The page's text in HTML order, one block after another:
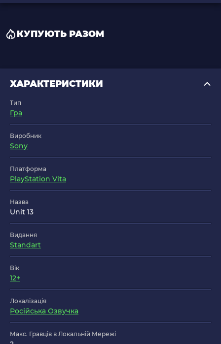
КУПУЮТЬ РАЗОМ
ХАРАКТЕРИСТИКИ
Тип
Гра
Виробник
Sony
Платформа
PlayStation Vita
Назва
Unit 13
Видання
Standart
Вік
12+
Локалізація
Російська Озвучка
Макс. Гравців в Локальній Мережі